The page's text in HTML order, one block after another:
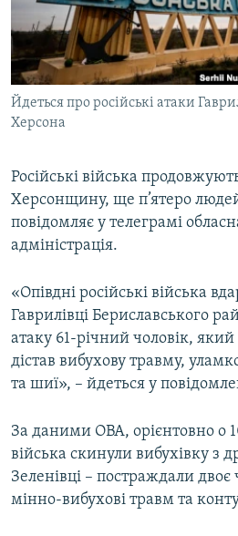
СПЕЦПРОЄКТИ
ПОДКАСТИ
КРИМ РЕАЛІЇ
РУС
КТАТ
Усі сайти RFE/RL
Йдеться про російські атаки
Херсона
Російські війська
Херсонщину, ще п’ятеро
повідомляє у телеграмі
адміністрація.
«Опівдні російські війська
Гаврилівці Бериславського
атаку 61-річний чоловік,
дістав вибухову травму,
та шиї», – йдеться у
За даними ОВА, орієнтовно о
війська скинули вибухівку з
Зеленівці – постраждали двоє
мінно-вибухові травм та